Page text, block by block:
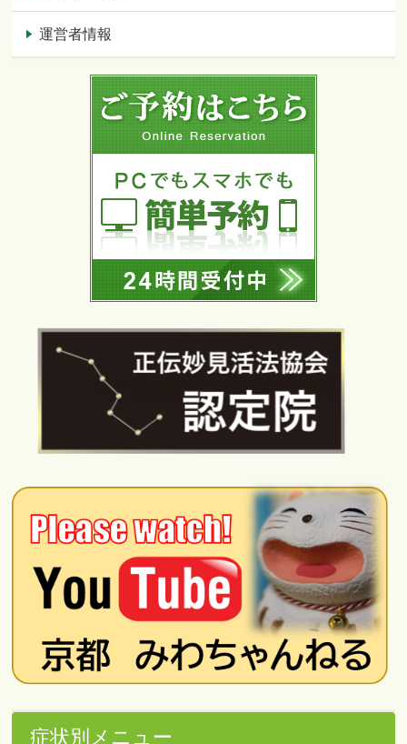
運営者情報
症状別メニュー